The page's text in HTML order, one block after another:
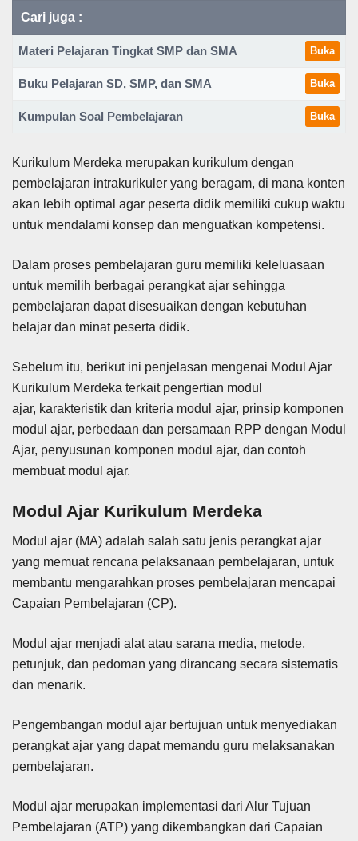
Cari juga :
Materi Pelajaran Tingkat SMP dan SMA Buka
Buku Pelajaran SD, SMP, dan SMA Buka
Kumpulan Soal Pembelajaran Buka
Kurikulum Merdeka merupakan kurikulum dengan
pembelajaran intrakurikuler yang beragam, di mana konten
akan lebih optimal agar peserta didik memiliki cukup waktu
untuk mendalami konsep dan menguatkan kompetensi.
Dalam proses pembelajaran guru memiliki keleluasaan
untuk memilih berbagai perangkat ajar sehingga
pembelajaran dapat disesuaikan dengan kebutuhan
belajar dan minat peserta didik.
Sebelum itu, berikut ini penjelasan mengenai Modul Ajar
Kurikulum Merdeka terkait pengertian modul
ajar, karakteristik dan kriteria modul ajar, prinsip komponen
modul ajar, perbedaan dan persamaan RPP dengan Modul
Ajar, penyusunan komponen modul ajar, dan contoh
membuat modul ajar.
Modul Ajar Kurikulum Merdeka
Modul ajar (MA) adalah salah satu jenis perangkat ajar
yang memuat rencana pelaksanaan pembelajaran, untuk
membantu mengarahkan proses pembelajaran mencapai
Capaian Pembelajaran (CP).
Modul ajar menjadi alat atau sarana media, metode,
petunjuk, dan pedoman yang dirancang secara sistematis
dan menarik.
Pengembangan modul ajar bertujuan untuk menyediakan
perangkat ajar yang dapat memandu guru melaksanakan
pembelajaran.
Modul ajar merupakan implementasi dari Alur Tujuan
Pembelajaran (ATP) yang dikembangkan dari Capaian